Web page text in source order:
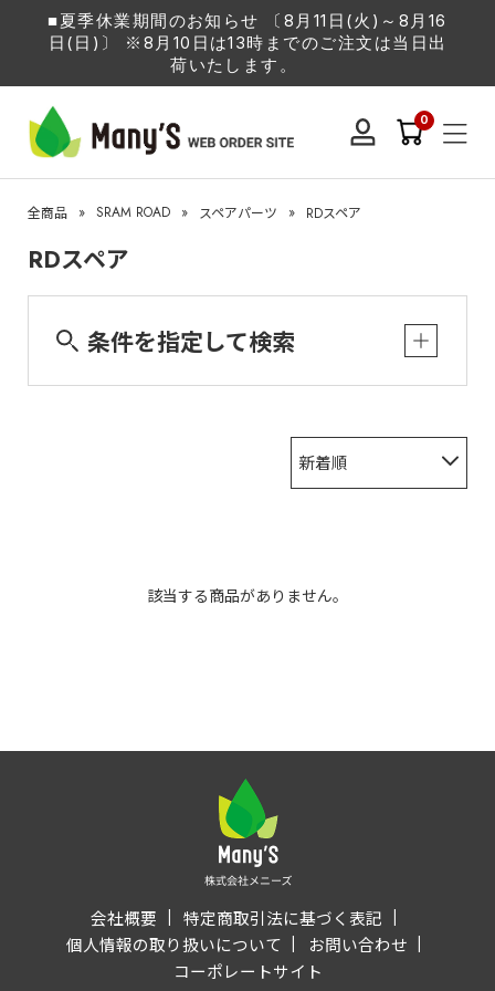
■夏季休業期間のお知らせ 〔8月11日(火)～8月16
日(日)〕 ※8月10日は13時までのご注文は当日出
荷いたします。
0
全商品 » SRAM ROAD » スペアパーツ » RDスペア
RDスペア
条件を指定して検索
新着順
該当する商品がありません。
会社概要
特定商取引法に基づく表記
個人情報の取り扱いについて
お問い合わせ
コーポレートサイト